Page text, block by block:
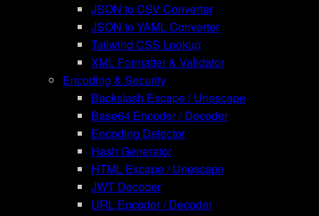
JSON to CSV Converter
JSON to YAML Converter
Tailwind CSS Lookup
XML Formatter & Validator
Encoding & Security
Backslash Escape / Unescape
Base64 Encoder / Decoder
Encoding Detector
Hash Generator
HTML Escape / Unescape
JWT Decoder
URL Encoder / Decoder